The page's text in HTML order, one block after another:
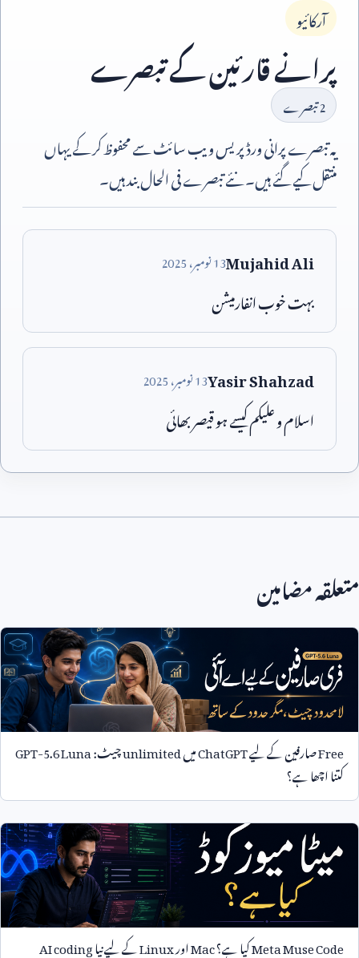
آرکائیو
پرانے قارئین کے تبصرے
2تبصرے
یہ تبصرے پرانی ورڈپریس ویب سائٹ سے محفوظ کر کے یہاں
منتقل کیے گئے ہیں۔ نئے تبصرے فی الحال بند ہیں۔
Mujahid Ali
13نومبر،2025
بہت خوب انفارمیشن
Yasir Shahzad
13نومبر،2025
اسلام و علیکم کیسے ہو قیصر بھائی
متعلقہ مضامین
Freeصارفین کے لیےChatGPTمیںunlimitedچیٹ:GPT-5.6 Luna
کتنا اچھا ہے؟
Meta Muse Codeکیا ہے؟MacاورLinuxکے لیے نیاAI coding